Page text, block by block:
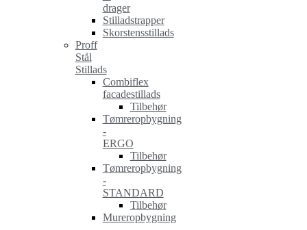
drager
Stilladstrapper
Skorstensstillads
Proff
Stål
Stillads
Combiflex
facadestillads
Tilbehør
Tømreropbygning
-
ERGO
Tilbehør
Tømreropbygning
-
STANDARD
Tilbehør
Mureropbygning